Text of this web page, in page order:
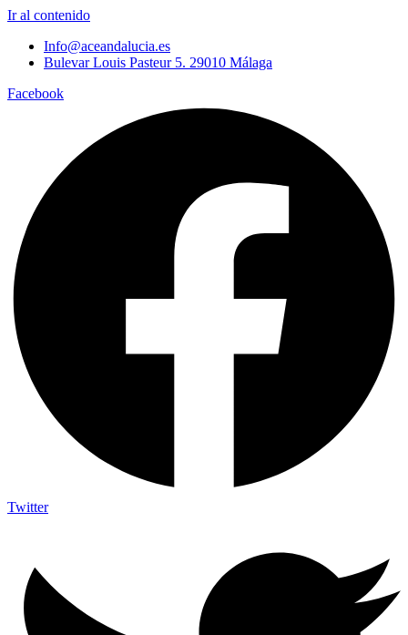
Ir al contenido
Info@aceandalucia.es
Bulevar Louis Pasteur 5. 29010 Málaga
Facebook
Twitter